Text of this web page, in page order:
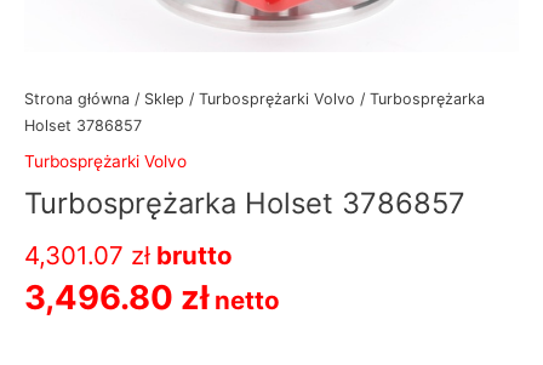
Strona główna / Sklep / Turbosprężarki Volvo / Turbosprężarka
Holset 3786857
Turbosprężarki Volvo
Turbosprężarka Holset 3786857
4,301.07 zł brutto
3,496.80 zł netto